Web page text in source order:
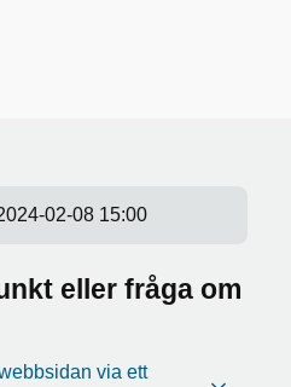
02-08 15:00
eller fråga om
via ett